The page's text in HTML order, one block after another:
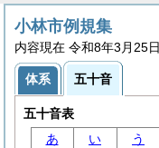
小林市例規集
内容現在 令和8年3月25
体系 五十音
五十音表
あ
い う